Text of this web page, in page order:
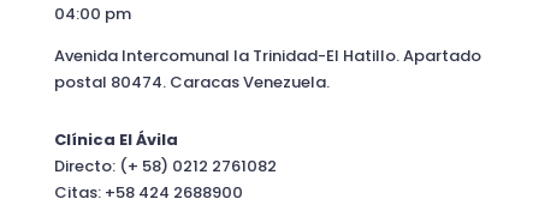
04:00 pm
Avenida Intercomunal la Trinidad-El Hatillo. Apartado
postal 80474. Caracas Venezuela.
Clínica El Ávila
Directo: (+ 58) 0212 2761082
Citas: +58 424 2688900